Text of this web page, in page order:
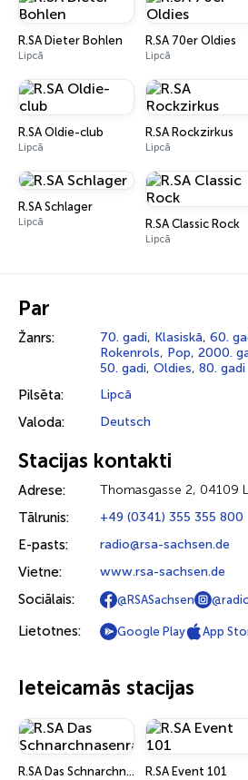
R.SA Dieter Bohlen
Lipcā
R.SA 70er Oldies
Lipcā
R.SA Oldie-club
Lipcā
R.SA Rockzirkus
Lipcā
R.SA Schlager
Lipcā R.SA Classic Rock
Lipcā
Par
Žanrs: 70. gadi, Klasiskā, 60.
Rokenrols, Pop, 2000.
50. gadi, Oldies, 80. gadi
Pilsēta: Lipcā
Valoda: Deutsch
Stacijas kontakti
Adrese: Thomasgasse 2, 04109
Tālrunis: +49 (0341) 355 355 800
E-pasts: radio@rsa-sachsen.de
Vietne: www.rsa-sachsen.de
Sociālais: @RSASachsen
Lietotnes: Google Play App
Ieteicamās stacijas
R.SA Das Schnarchnasenradio R.SA Event 101